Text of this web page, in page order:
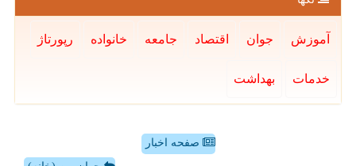
آموزش جوان اقتصاد جامعه خانواده رپورتاژ
خدمات بهداشت
صفحه اخبار